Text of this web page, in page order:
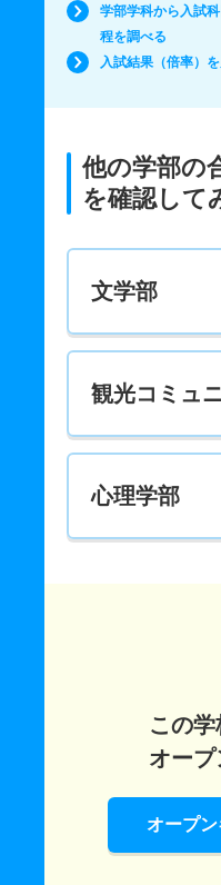
学部学科から入試科
程を調べる
入試結果（倍率）
他の学部の
を確認して
文学部
観光コミュ
心理学部
この
オープ
オープ